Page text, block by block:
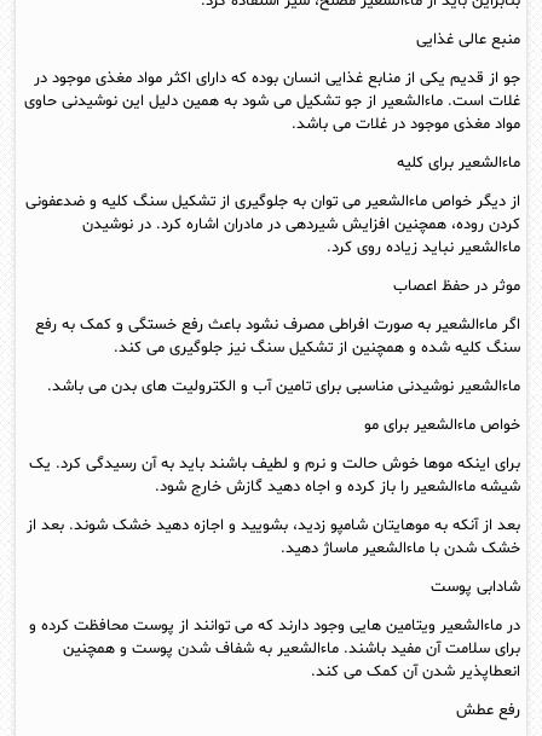
منبع عالی غذایی
جو از قدیم یکی از منابع غذایی انسان بوده که دارای اکثر مواد مغذی موجود در
غلات است. ماءالشعیر از جو تشکیل می شود به همین دلیل این نوشیدنی حاوی
مواد مغذی موجود در غلات می باشد.
ماءالشعیر برای کلیه
از دیگر خواص ماءالشعیر می توان به جلوگیری از تشکیل سنگ کلیه و ضدعفونی
کردن روده، همچنین افزایش شیردهی در مادران اشاره کرد. در نوشیدن
ماءالشعیر نباید زیاده روی کرد.
موثر در حفظ اعصاب
اگر ماءالشعیر به صورت افراطی مصرف نشود باعث رفع خستگی و کمک به رفع
سنگ کلیه شده و همچنین از تشکیل سنگ نیز جلوگیری می کند.
ماءالشعیر نوشیدنی مناسبی برای تامین آب و الکترولیت های بدن می باشد.
خواص ماءالشعیر برای مو
برای اینکه موها خوش حالت و نرم و لطیف باشند باید به آن رسیدگی کرد. یک
شیشه ماءالشعیر را باز کرده و اجاه دهید گازش خارج شود.
بعد از آنکه به موهایتان شامپو زدید، بشویید و اجازه دهید خشک شوند. بعد از
خشک شدن با ماءالشعیر ماساژ دهید.
شادابی پوست
در ماءالشعیر ویتامین هایی وجود دارند که می توانند از پوست محافظت کرده و
برای سلامت آن مفید باشند. ماءالشعیر به شفاف شدن پوست و همچنین
انعطاپذیر شدن آن کمک می کند.
رفع عطش